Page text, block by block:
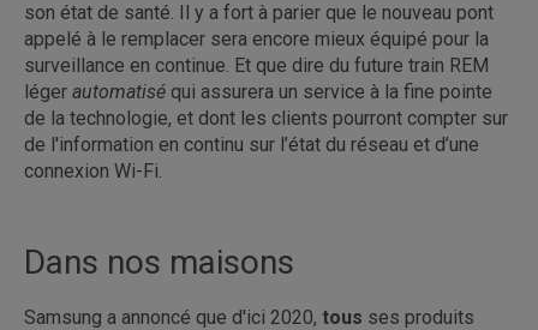
son état de santé. Il y a fort à parier que le nouveau pont
appelé à le remplacer sera encore mieux équipé pour la
surveillance en continue. Et que dire du future train REM
léger automatisé qui assurera un service à la fine pointe
de la technologie, et dont les clients pourront compter sur
de l'information en continu sur l’état du réseau et d’une
connexion Wi-Fi.
Dans nos maisons
Samsung a annoncé que d'ici 2020, tous ses produits